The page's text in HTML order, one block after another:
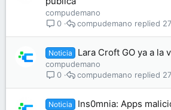
compudemano
0
compudemano
Noticia Lara Croft GO ya a la
compudemano
0
compudemano
Noticia
Ins0mnia: Apps